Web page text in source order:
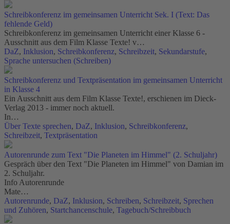
Schreibkonferenz im gemeinsamen Unterricht Sek. I (Text: Das
fehlende Geld)
Schreibkonferenz im gemeinsamen Unterricht einer Klasse 6 -
Ausschnitt aus dem Film Klasse Texte! v…
DaZ, Inklusion, Schreibkonferenz, Schreibzeit, Sekundarstufe,
Sprache untersuchen (Schreiben)
Schreibkonferenz und Textpräsentation im gemeinsamen Unterricht
in Klasse 4
Ein Ausschnitt aus dem Film Klasse Texte!, erschienen im Dieck-
Verlag 2013 - immer noch aktuell.
In…
Über Texte sprechen, DaZ, Inklusion, Schreibkonferenz,
Schreibzeit, Textpräsentation
Autorenrunde zum Text "Die Planeten im Himmel" (2. Schuljahr)
Gespräch über den Text "Die Planeten im Himmel" von Damian im
2. Schuljahr.
Info Autorenrunde
Mate…
Autorenrunde, DaZ, Inklusion, Schreiben, Schreibzeit, Sprechen
und Zuhören, Startchancenschule, Tagebuch/Schreibbuch